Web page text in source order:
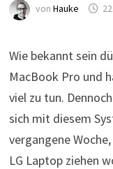
von Hauke
Wie bekannt sein
MacBook Pro und
viel zu tun.
sich mit diesem
vergangene
LG Laptop ziehen